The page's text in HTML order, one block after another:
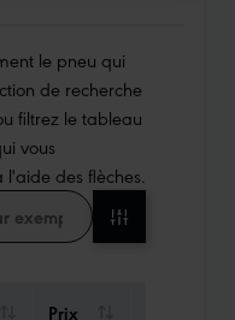
le pneu qui
de recherche
filtrez le tableau
vous
l'aide des flèches.
Prix